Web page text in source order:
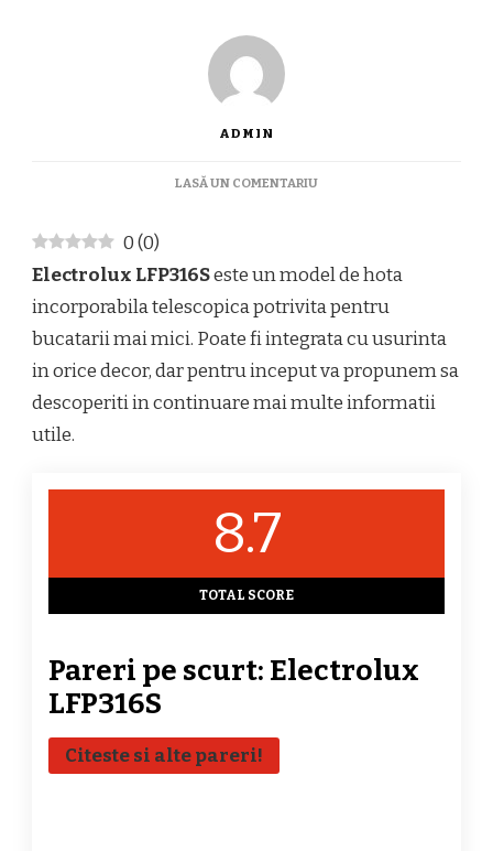
ADMIN
LASĂ UN COMENTARIULA
ELECTROLUX
|
SI
PARERI
PERTINENTE
0(0)
Electrolux LFP316Seste un model de hota
incorporabila telescopica potrivita pentru
bucatarii mai mici. Poate fi integrata cu usurinta
in orice decor, dar pentru inceput va propunem sa
descoperiti in continuare mai multe informatii
utile.
8.7
TOTAL SCORE
Pareri pe scurt: Electrolux
LFP316S
Citeste si alte pareri!